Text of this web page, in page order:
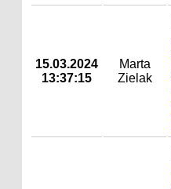
15.03.2024
13:37:15
Marta
Zielak